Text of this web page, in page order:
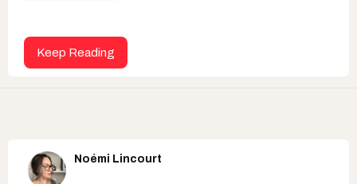
Keep Reading
Noémi Lincourt